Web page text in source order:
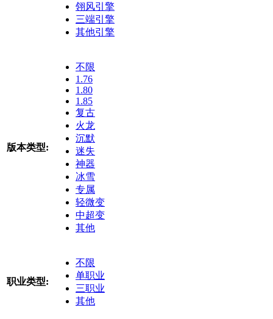
翎风引擎
三端引擎
其他引擎
版本类型:
不限
1.76
1.80
1.85
复古
火龙
沉默
迷失
神器
冰雪
专属
轻微变
中超变
其他
职业类型:
不限
单职业
三职业
其他